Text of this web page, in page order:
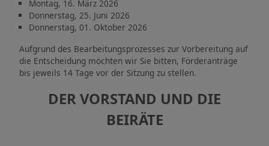
Montag, 16. März 2026
Donnerstag, 25. Juni 2026
Donnerstag, 01. Oktober 2026
Aufgrund des Bearbeitungsprozesses zur Vorbereitung auf
die Entscheidung möchten wir Sie bitten, Förderanträge
bis jeweils 14 Tage vor der Sitzung zu stellen.
DER VORSTAND UND DIE
BEIRÄTE